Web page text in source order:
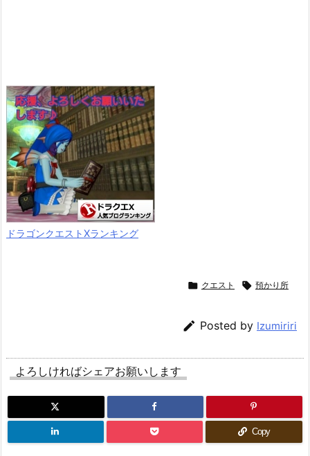
ドラゴンクエストXランキング
 クエスト  預かり所
 Posted by Izumiriri
よろしければシェアお願いします
Copy